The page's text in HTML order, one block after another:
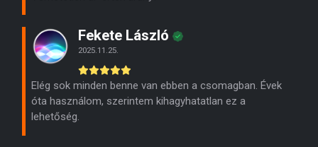
Fekete László
2025.11.25.
Elég sok minden benne van ebben a csomagban. Évek
óta használom, szerintem kihagyhatatlan ez a
lehetőség.